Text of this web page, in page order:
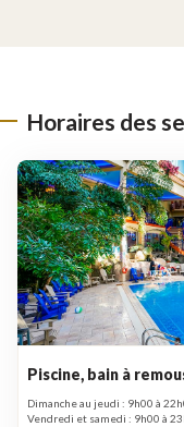
Horaires des
Piscine, bain à
Dimanche au jeudi : 9h00 à
Vendredi et samedi : 9h00 à